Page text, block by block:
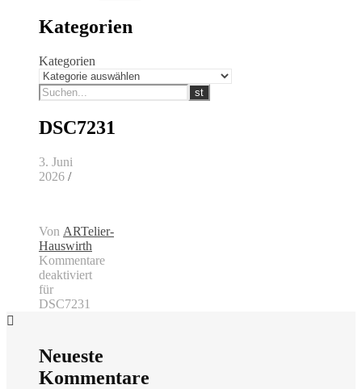
Kategorien
Kategorien
DSC7231
3. Juni
2026 /
Von ARTelier-
Hauswirth
Kommentare
deaktiviert
für
DSC7231
Neueste
Kommentare